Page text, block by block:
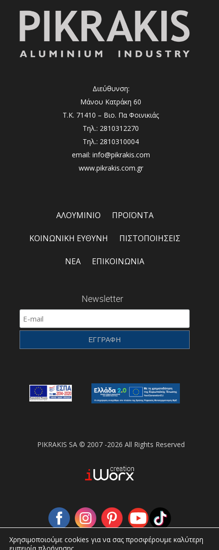
Διεύθυνση:
Μάνου Κατράκη 60
Τ.Κ. 71410 – Βιο. Πα Φοινικιάς
Τηλ.: 2810312270
Τηλ.: 2810310004
email: info@pikrakis.com
www.pikrakis.com.gr
ΑΛΟΥΜΙΝΙΟ ΠΡΟΪΟΝΤΑ
ΚΟΙΝΩΝΙΚΗ ΕΥΘΥΝΗ ΠΙΣΤΟΠΟΙΗΣΕΙΣ
ΝΕΑ ΕΠΙΚΟΙΝΩΝΙΑ
Newsletter
PIKRAKIS SA © 2007 -2026 All Rights Reserved
Χρησιμοποιούμε cookies για να σας προσφέρουμε καλύτερη